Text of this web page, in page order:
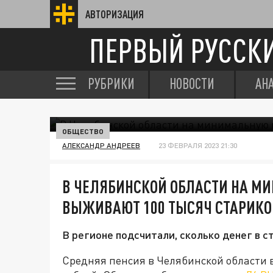
АВТОРИЗАЦИЯ
ПЕРВЫЙ
РУБРИКИ НОВОСТИ
ОБЩЕСТВО
АЛЕКСАНДР АНДРЕЕВ 23 ФЕВРАЛЯ 2023 21:30
В ЧЕЛЯБИНСКОЙ ОБЛАСТИ НА
ВЫЖИВАЮТ 100 ТЫСЯЧ
В регионе подсчитали, сколько денег в
Средняя пенсия в Челябинской области